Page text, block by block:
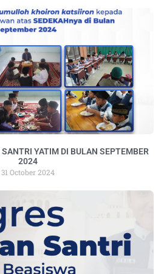
YATIM DI BULAN SEPTEMBER
2024
31 October 2024